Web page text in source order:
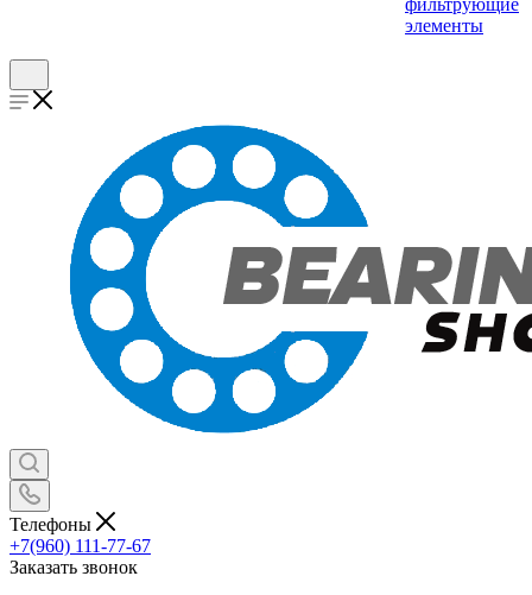
фильтрующие
элементы
Телефоны
+7(960) 111-77-67
Заказать звонок